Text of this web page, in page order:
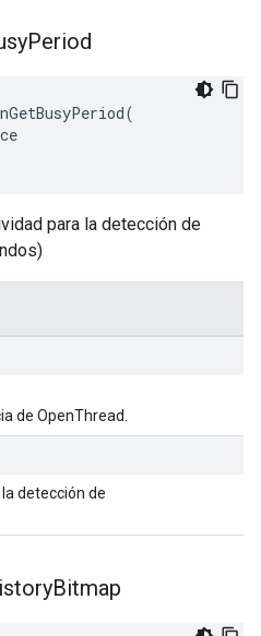
Period
(
para la detección de
de OpenThread.
detección de
Bitmap